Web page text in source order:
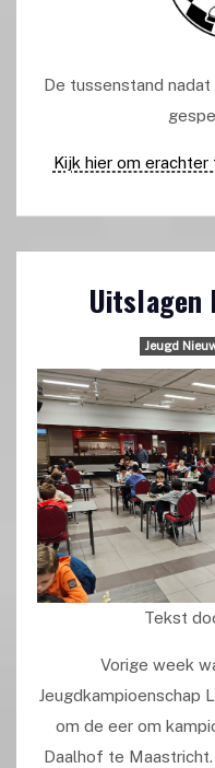
De tussenstand
Kijk hier om
Uitslagen
Jeugd
Tekst
Vorige week
Jeugdkampioenschap
om de eer om
Daalhof te